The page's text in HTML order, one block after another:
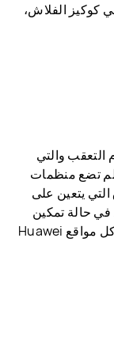
كوكيز الفلاش،
والتي
لم تضع منظمات
يتعين على
في حالة تمكين
وظيفة عدم التعقب على متصفحك، ستقوم كل مواقع Huawei